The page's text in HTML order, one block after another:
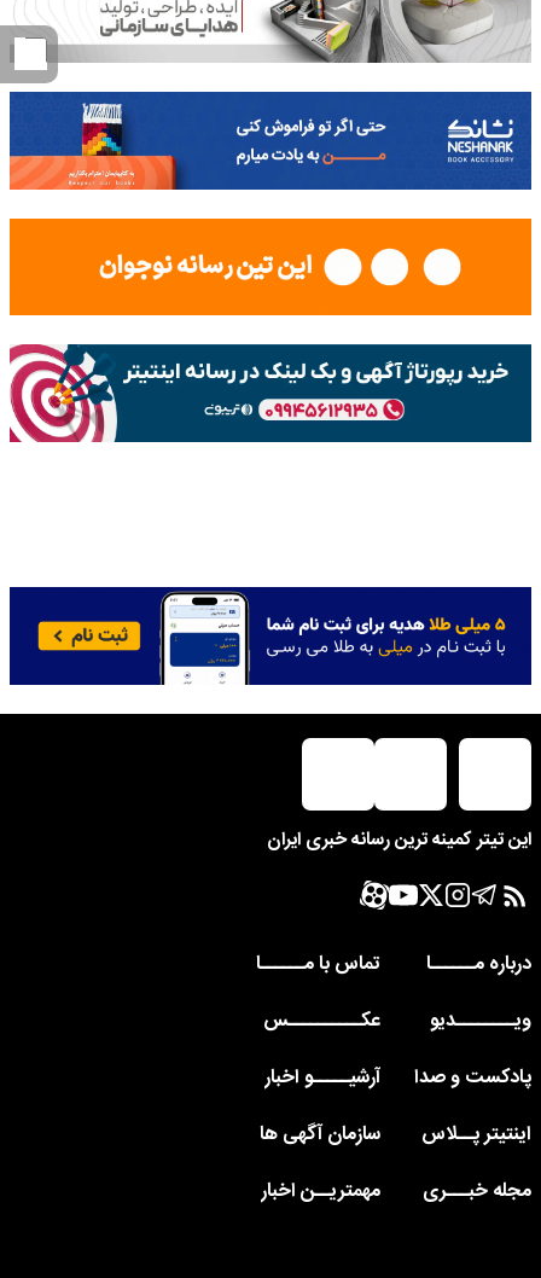
این تیتر کمینه ترین رسانه خبری ایران
درباره مــــــا
تماس با مــــــا
ویــــــــدیو
عکــــــــــس
پادکست و صدا
آرشیـــــو اخبار
اینتیتر پــلاس
سازمان آگهی ها
مجله خبـــری
مهمتریــن اخبار